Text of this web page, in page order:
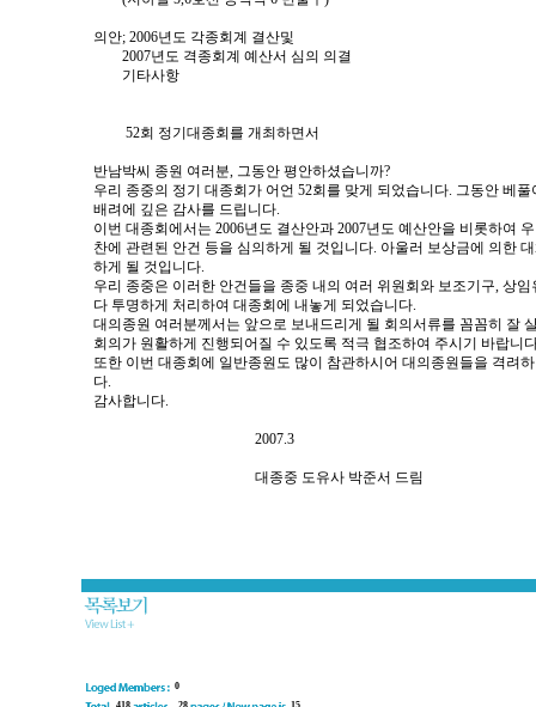
의안; 2006년도 각종회계 결산및
2007년도 격종회계 예산서 심의 의결
기타사항
52회 정기대종회를 개최하면서
반남박씨 종원 여러분, 그동안 평안하셨습니까?
우리 종중의 정기 대종회가 어언 52회를 맞게 되었습니다. 그동안 베
배려에 깊은 감사를 드립니다.
이번 대종회에서는 2006년도 결산안과 2007년도 예산안을 비롯하여
찬에 관련된 안건 등을 심의하게 될 것입니다. 아울러 보상금에 의한
하게 될 것입니다.
우리 종중은 이러한 안건들을 종중 내의 여러 위원회와 보조기구, 상
다 투명하게 처리하여 대종회에 내놓게 되었습니다.
대의종원 여러분께서는 앞으로 보내드리게 될 회의서류를 꼼꼼히 잘
회의가 원활하게 진행되어질 수 있도록 적극 협조하여 주시기 바랍니
또한 이번 대종회에 일반종원도 많이 참관하시어 대의종원들을 격려
다.
감사합니다.
2007.3
대종중 도유사 박준서 드림
0